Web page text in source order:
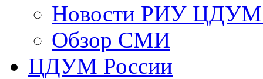
Новости РИУ ЦДУМ
Обзор СМИ
ЦДУМ России